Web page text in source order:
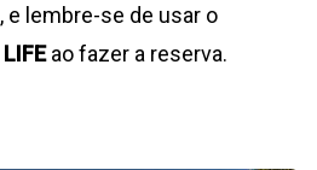
, e lembre-se de usar o
LIFEao fazer a reserva.